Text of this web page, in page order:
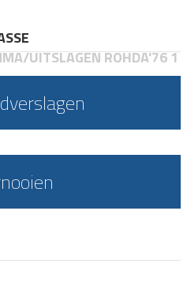
UITSLAGEN ROHDA'76 1